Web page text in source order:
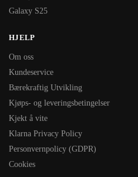
Galaxy S25
HJELP
Om oss
Kundeservice
Bærekraftig Utvikling
Kjøps- og leveringsbetingelser
Kjekt å vite
Klarna Privacy Policy
Personvernpolicy (GDPR)
Cookies